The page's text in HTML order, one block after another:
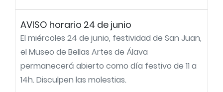
AVISO horario 24 de junio
El miércoles 24 de junio, festividad de San Juan,
el Museo de Bellas Artes de Álava
permanecerá abierto como día festivo de 11 a
14h. Disculpen las molestias.